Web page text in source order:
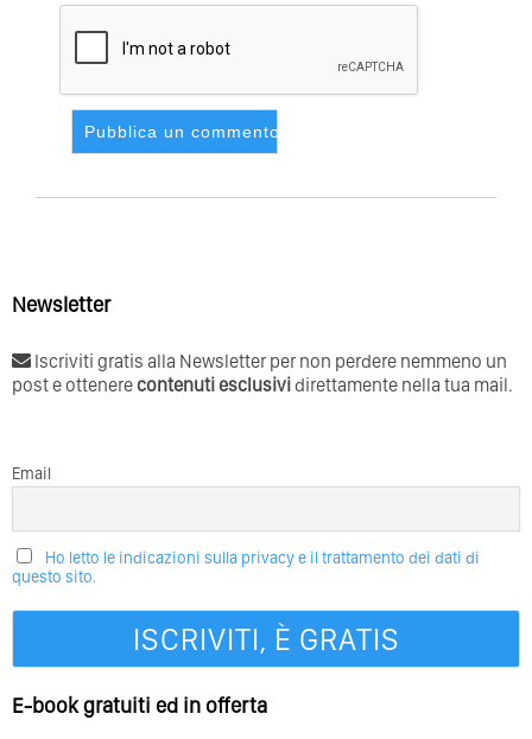
Newsletter
Iscriviti gratis alla Newsletter per non perdere nemmeno un
post e ottenerecontenuti esclusividirettamente nella tua mail.
Email
Ho letto le indicazioni sulla privacy e il trattamento dei dati di
questo sito.
E-book gratuiti ed in offerta